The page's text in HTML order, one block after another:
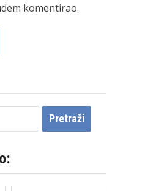
komentirao.